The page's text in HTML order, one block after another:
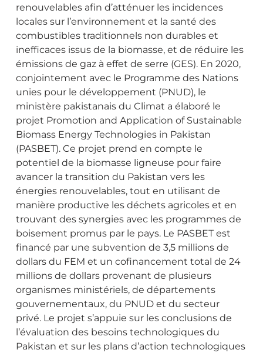
renouvelables afin d’atténuer les incidences
locales sur l’environnement et la santé des
combustibles traditionnels non durables et
inefficaces issus de la biomasse, et de réduire les
émissions de gaz à effet de serre (GES). En 2020,
conjointement avec le Programme des Nations
unies pour le développement (PNUD), le
ministère pakistanais du Climat a élaboré le
projet Promotion and Application of Sustainable
Biomass Energy Technologies in Pakistan
(PASBET). Ce projet prend en compte le
potentiel de la biomasse ligneuse pour faire
avancer la transition du Pakistan vers les
énergies renouvelables, tout en utilisant de
manière productive les déchets agricoles et en
trouvant des synergies avec les programmes de
boisement promus par le pays. Le PASBET est
financé par une subvention de 3,5 millions de
dollars du FEM et un cofinancement total de 24
millions de dollars provenant de plusieurs
organismes ministériels, de départements
gouvernementaux, du PNUD et du secteur
privé. Le projet s’appuie sur les conclusions de
l’évaluation des besoins technologiques du
Pakistan et sur les plans d’action technologiques